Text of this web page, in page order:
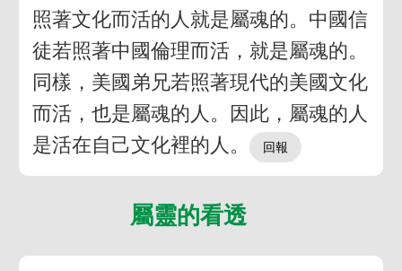
照著文化而活的人就是屬魂的。中國信
徒若照著中國倫理而活，就是屬魂的。
同樣，美國弟兄若照著現代的美國文化
而活，也是屬魂的人。因此，屬魂的人
是活在自己文化裡的人。
屬靈的看透